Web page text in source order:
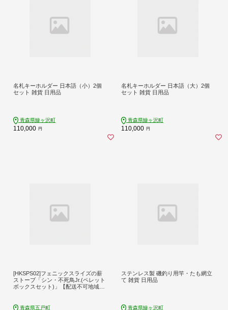
名札キーホルダー 日本語（小）2個
セット 雑貨 日用品
青森県鰺ヶ沢町
110,000 円
名札キーホルダー 日本語（大）2個
セット 雑貨 日用品
青森県鰺ヶ沢町
110,000 円
[HKSPS02]フェニックスライズの薪
ストーブ「シン・不死鳥Jr.(ペレット
ボックスセット)」【配送不可地域：
青森県五戸町
ステンレス製 磯釣り用竿・たも網立
て 雑貨 日用品
青森県鰺ヶ沢町